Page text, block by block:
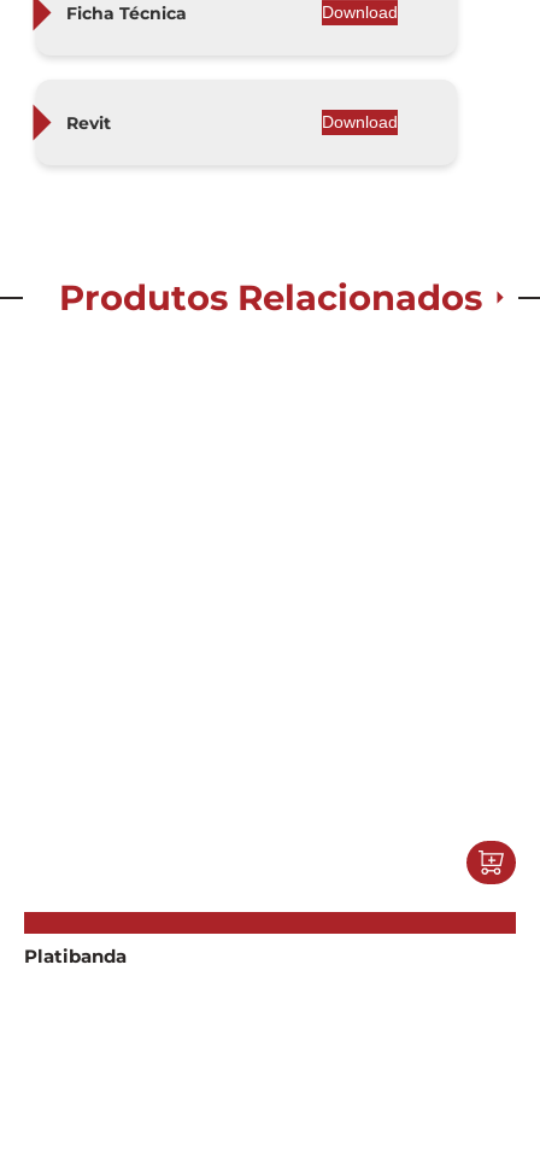
Ficha Técnica Download
Revit Download
Produtos Relacionados
Platibanda